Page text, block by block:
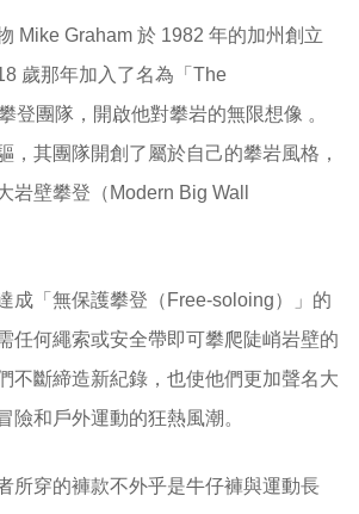
Mike Graham 於 1982 年的加州創立
歲那年加入了名為「The
登團隊，開啟他對攀岩的無限想像 。
，其團隊開創了屬於自己的攀岩風格，
岩壁攀登（Modern Big Wall
成「無保護攀登（Free-soloing）」的
任何繩索或安全帶即可攀爬陡峭岩壁的
不斷締造新紀錄，也使他們更加聲名大
險和戶外運動的狂熱風潮。
所穿的褲款不外乎是牛仔褲與運動長